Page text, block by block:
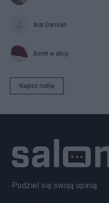
brat Damian
Beret w akcji
Napisz notkę
Podziel się swoją opinią